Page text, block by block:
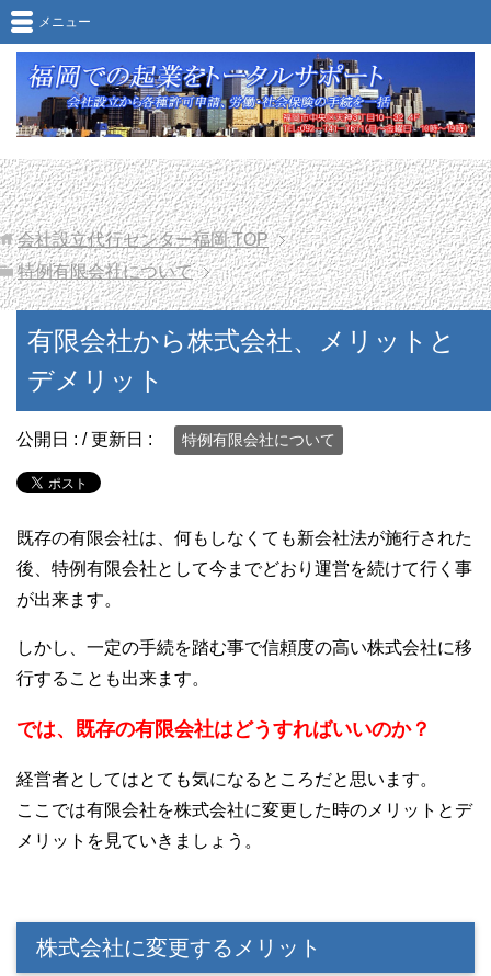
メニュー
会社設立代行センター福岡TOP
特例有限会社について
有限会社から株式会社、メリットと
デメリット
公開日 : / 更新日 : 特例有限会社について
既存の有限会社は、何もしなくても新会社法が施行された
後、特例有限会社として今までどおり運営を続けて行く事
が出来ます。
しかし、一定の手続を踏む事で信頼度の高い株式会社に移
行することも出来ます。
では、既存の有限会社はどうすればいいのか？
経営者としてはとても気になるところだと思います。
ここでは有限会社を株式会社に変更した時のメリットとデ
メリットを見ていきましょう。
株式会社に変更するメリット